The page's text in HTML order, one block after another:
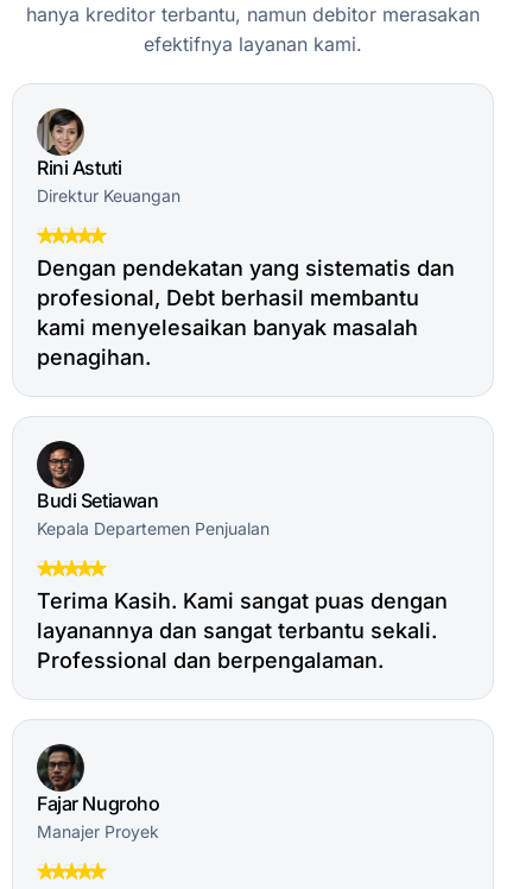
hanya kreditor terbantu, namun debitor merasakan
efektifnya layanan kami.
Rini Astuti
Direktur Keuangan
Dengan pendekatan yang sistematis dan
profesional, Debt berhasil membantu
kami menyelesaikan banyak masalah
penagihan.
Budi Setiawan
Kepala Departemen Penjualan
Terima Kasih. Kami sangat puas dengan
layanannya dan sangat terbantu sekali.
Professional dan berpengalaman.
Fajar Nugroho
Manajer Proyek